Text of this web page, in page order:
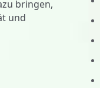
bringen,
und